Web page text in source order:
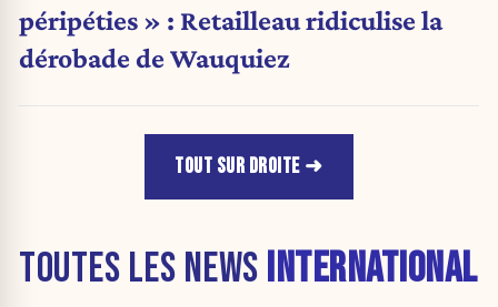
péripéties » : Retailleau ridiculise la
dérobade de Wauquiez
TOUT SUR DROITE
TOUTES LES NEWS INTERNATIONAL